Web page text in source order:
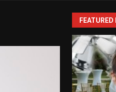
FEATURED